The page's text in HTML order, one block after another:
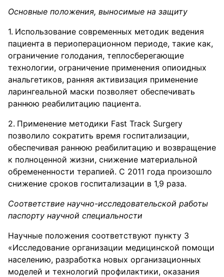
Основные положения, выносимые на защиту
Использование современных методик ведения
пациента в периоперационном периоде, такие как,
ограничение голодания, теплосберегающие
технологии, ограничение применения опиоидных
анальгетиков, ранняя активизация применение
ларингеальной маски позволяет обеспечивать
раннюю реабилитацию пациента.
Применение методики Fast Track Surgery
позволило сократить время госпитализации,
обеспечивая раннюю реабилитацию и возвращение
к полноценной жизни, снижение материальной
обремененности терапией. С 2011 года произошло
снижение сроков госпитализации в 1,9 раза.
Соответствие научно-исследовательской работы
паспорту научной специальности
Научные положения соответствуют пункту 3
«Исследование организации медицинской помощи
населению, разработка новых организационных
моделей и технологий профилактики, оказания